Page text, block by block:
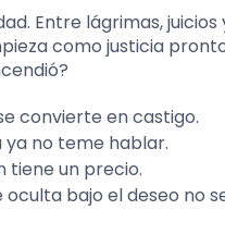
Entre lágrimas,
como justicia
convierte en castigo.
ya no teme hablar.
tiene un precio.
oculta bajo el deseo no